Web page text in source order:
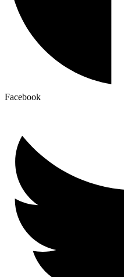
Facebook